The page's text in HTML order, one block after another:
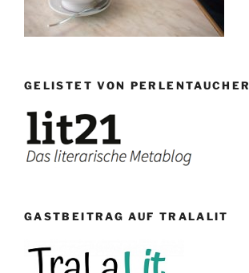
GELISTET VON PERLENTAUCHER
GASTBEITRAG AUF TRALALIT